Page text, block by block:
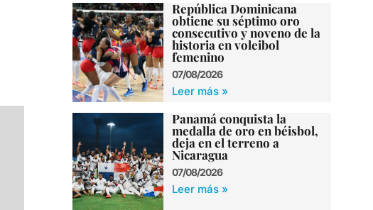
República Dominicana
obtiene su séptimo oro
consecutivo y noveno de la
historia en voleibol
femenino
07/08/2026
Leer más »
Panamá conquista la
medalla de oro en béisbol,
deja en el terreno a
Nicaragua
07/08/2026
Leer más »